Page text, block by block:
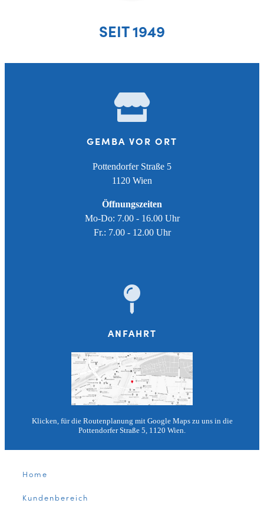
SEIT 1949
GEMBA VOR ORT
Pottendorfer Straße 5
1120 Wien
Öffnungszeiten
Mo-Do: 7.00 - 16.00 Uhr
Fr.: 7.00 - 12.00 Uhr
ANFAHRT
Klicken, für die Routenplanung mit Google Maps zu uns in die
Pottendorfer Straße 5, 1120 Wien.
Home
Kundenbereich